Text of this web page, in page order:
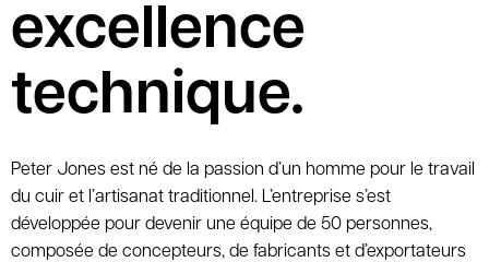
excellence
technique.
Peter Jones est né de la passion d’un homme pour le travail
du cuir et l’artisanat traditionnel. L’entreprise s’est
développée pour devenir une équipe de 50 personnes,
composée de concepteurs, de fabricants et d’exportateurs